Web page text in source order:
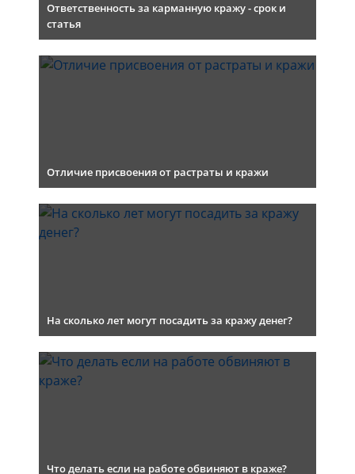
Ответственность за карманную кражу - срок и
статья
Отличие присвоения от растраты и кражи
На сколько лет могут посадить за кражу денег?
Что делать если на работе обвиняют в краже?